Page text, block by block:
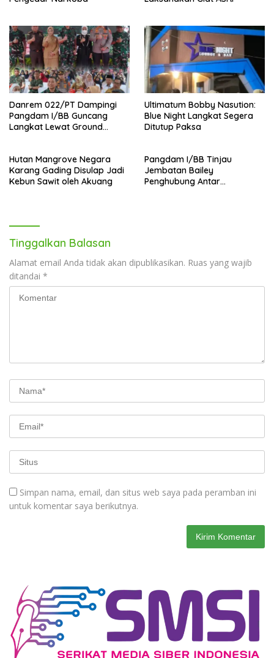
Danrem 022/PT Dampingi
Pangdam I/BB Guncang
Langkat Lewat Ground
Ultimatum Bobby Nasution:
Blue Night Langkat Segera
Ditutup Paksa
Hutan Mangrove Negara
Karang Gading Disulap Jadi
Kebun Sawit oleh Akuang
Pangdam I/BB Tinjau
Jembatan Bailey
Penghubung Antar
Tinggalkan Balasan
Alamat email Anda tidak akan dipublikasikan. Ruas yang wajib
ditandai *
Simpan nama, email, dan situs web saya pada peramban ini
untuk komentar saya berikutnya.